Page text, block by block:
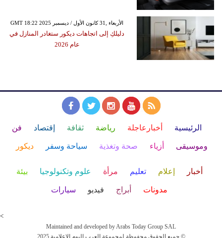
GMT 18:22 2025 الأربعاء ,31 كانون الأول / ديسمبر
دليلكِ إلى اتجاهات ديكور ستغادر المنازل في
عام 2026
الرئيسية أخبارعاجلة رياضة ثقافة إقتصاد فن
وموسيقى أزياء صحة وتغذية سياحة وسفر ديكور
أخبار إعلام تعليم مرأة علوم وتكنولوجيا بيئة
مدونات أبراج فيديو سيارات
<
Maintained and developed by Arabs Today Group SAL
جميع الحقوق محفوظة لمجموعة العرب اليوم الاعلامية 2025 ©